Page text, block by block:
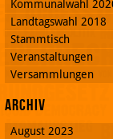
Kommunalwahl
Landtagswahl 2018
Stammtisch
Veranstaltungen
Versammlungen
Archiv
August 2023